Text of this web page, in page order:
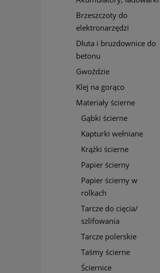
Brzeszczoty do
elektronarzędzi
Dłuta i bruzdownice do
betonu
Gwoździe
Klej na gorąco
Materiały ścierne
Gąbki ścierne
Kapturki wełniane
Krążki ścierne
Papier ścierny
Papier ścierny w
rolkach
Tarcze do cięcia/
szlifowania
Tarcze polerskie
Taśmy ścierne
Ściernice